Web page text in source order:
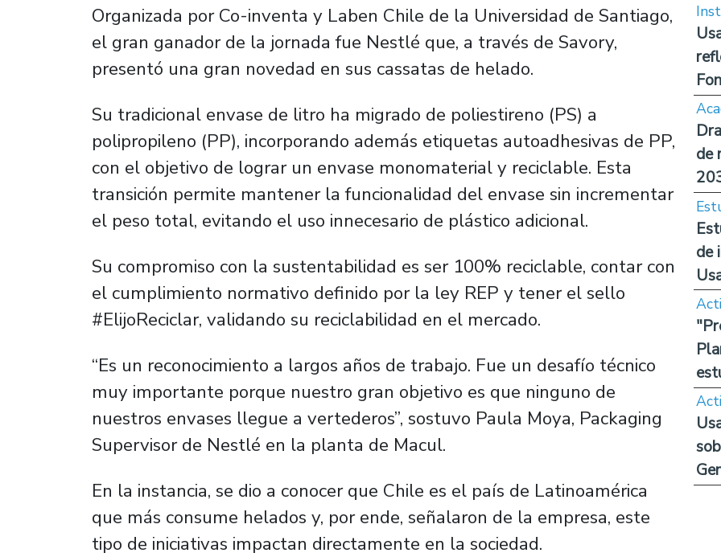
Organizada por Co-inventa y Laben Chile de la Universidad de Santiago,
el gran ganador de la jornada fue Nestlé que, a través de Savory,
presentó una gran novedad en sus cassatas de helado.
Su tradicional envase de litro ha migrado de poliestireno (PS) a
polipropileno (PP), incorporando además etiquetas autoadhesivas de PP,
con el objetivo de lograr un envase monomaterial y reciclable. Esta
transición permite mantener la funcionalidad del envase sin incrementar
el peso total, evitando el uso innecesario de plástico adicional.
Su compromiso con la sustentabilidad es ser 100% reciclable, contar con
el cumplimiento normativo definido por la ley REP y tener el sello
#ElijoReciclar, validando su reciclabilidad en el mercado.
“Es un reconocimiento a largos años de trabajo. Fue un desafío técnico
muy importante porque nuestro gran objetivo es que ninguno de
nuestros envases llegue a vertederos”, sostuvo Paula Moya, Packaging
Supervisor de Nestlé en la planta de Macul.
En la instancia, se dio a conocer que Chile es el país de Latinoamérica
que más consume helados y, por ende, señalaron de la empresa, este
tipo de iniciativas impactan directamente en la sociedad.
de
de